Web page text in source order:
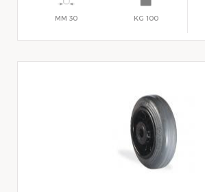
100 KG
30 MM